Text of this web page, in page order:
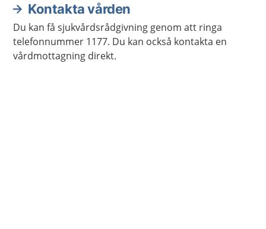
Kontakta vården
Du kan få sjukvårdsrådgivning genom att ringa
telefonnummer 1177. Du kan också kontakta en
vårdmottagning direkt.